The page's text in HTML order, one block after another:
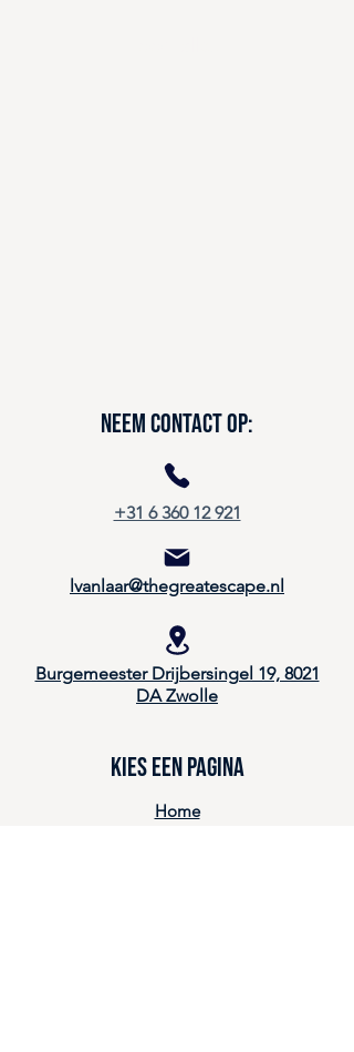
Neem contact op:
+31 6 360 12 921
lvanlaar@thegreatescape.nl
Burgemeester Drijbersingel 19, 8021
DA Zwolle
Kies een pagina
Home